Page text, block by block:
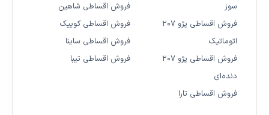
سوز
فروش اقساطی پژو ۲۰۷
اتوماتیک
فروش اقساطی پژو ۲۰۷
دنده‌ای
فروش اقساطی تارا
فروش اقساطی شاهین
فروش اقساطی کوییک
فروش اقساطی ساینا
فروش اقساطی تیبا